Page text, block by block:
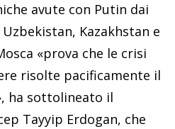
avute con Putin dai
Kazakhstan e
«prova che le crisi
risolte pacificamente il
ha sottolineato il
Tayyip Erdogan, che